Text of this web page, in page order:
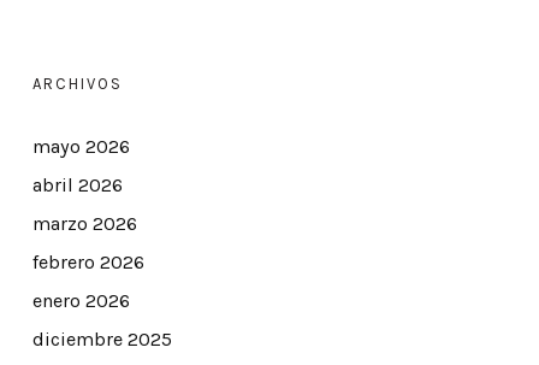
ARCHIVOS
mayo 2026
abril 2026
marzo 2026
febrero 2026
enero 2026
diciembre 2025